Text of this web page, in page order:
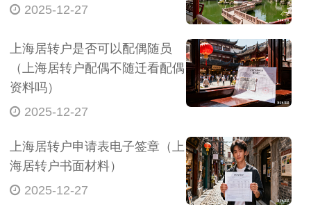
2025-12-27
上海居转户是否可以配偶随员
（上海居转户配偶不随迁看配偶
资料吗）
2025-12-27
上海居转户申请表电子签章（上
海居转户书面材料）
2025-12-27